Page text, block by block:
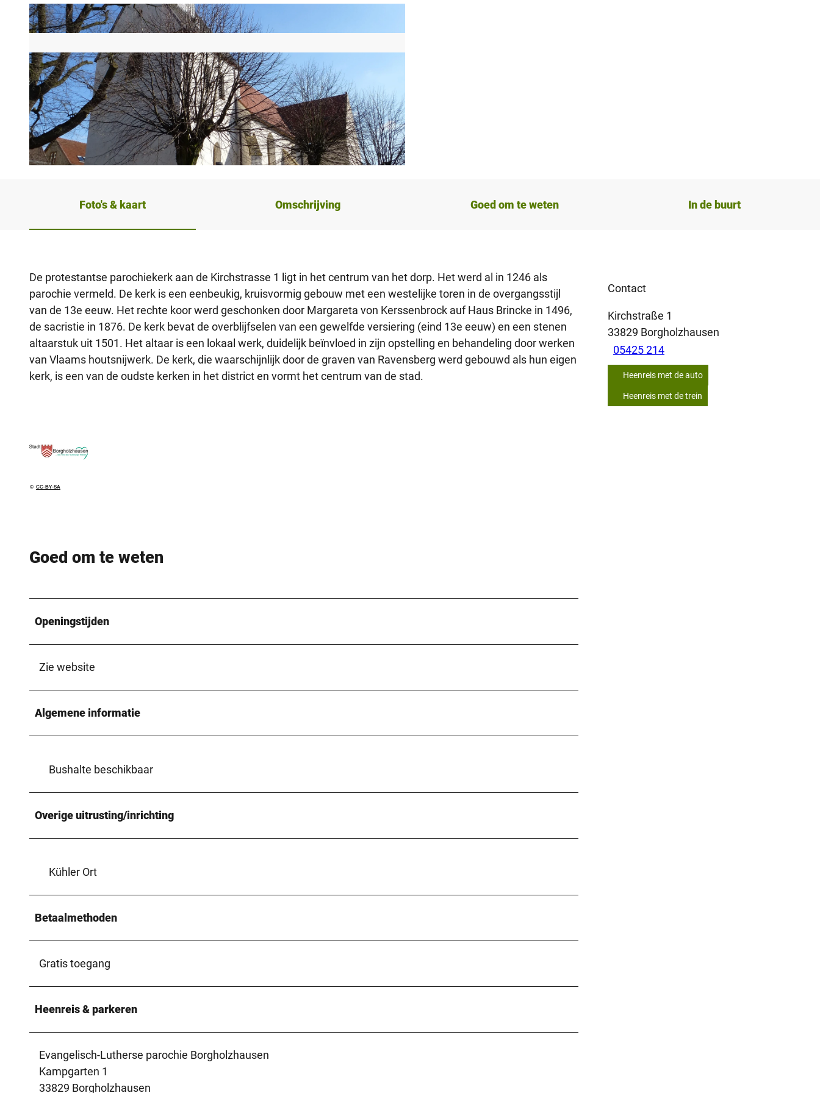
Foto's & kaart Omschrijving Goed om te weten In de buurt
De protestantse parochiekerk aan de Kirchstrasse 1 ligt in het centrum van het dorp. Het werd al in 1246 als
parochie vermeld. De kerk is een eenbeukig, kruisvormig gebouw met een westelijke toren in de overgangsstijl
van de 13e eeuw. Het rechte koor werd geschonken door Margareta von Kerssenbrock auf Haus Brincke in 1496,
de sacristie in 1876. De kerk bevat de overblijfselen van een gewelfde versiering (eind 13e eeuw) en een stenen
altaarstuk uit 1501. Het altaar is een lokaal werk, duidelijk beïnvloed in zijn opstelling en behandeling door werken
van Vlaams houtsnijwerk. De kerk, die waarschijnlijk door de graven van Ravensberg werd gebouwd als hun eigen
kerk, is een van de oudste kerken in het district en vormt het centrum van de stad.
© CC-BY-SA
Goed om te weten
Openingstijden
Zie website
Algemene informatie
Bushalte beschikbaar
Overige uitrusting/inrichting
Kühler Ort
Betaalmethoden
Gratis toegang
Heenreis & parkeren
Evangelisch-Lutherse parochie Borgholzhausen
Kampgarten 1
33829 Borgholzhausen
Contact
Kirchstraße 1
33829 Borgholzhausen
05425 214
Heenreis met de auto
Heenreis met de trein